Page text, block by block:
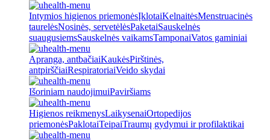
Intymios higienos priemonėsĮklotaiKelnaitėsMenstruacinės
taurelėsNosinės, servetėlėsPaketaiSauskelnės
suaugusiemsSauskelnės vaikamsTamponaiVatos gaminiai
Apranga, antbačiaiKaukėsPirštinės,
antpirščiaiRespiratoriaiVeido skydai
Išoriniam naudojimuiPaviršiams
Higienos reikmenysLaikysenaiOrtopedijos
priemonėsPaklotaiTeipaiTraumų gydymui ir profilaktikai